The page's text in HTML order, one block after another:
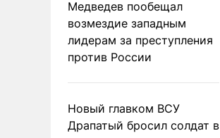
Медведев пообещал
возмездие западным
лидерам за преступления
против России
Новый главком ВСУ
Драпатый бросил солдат в